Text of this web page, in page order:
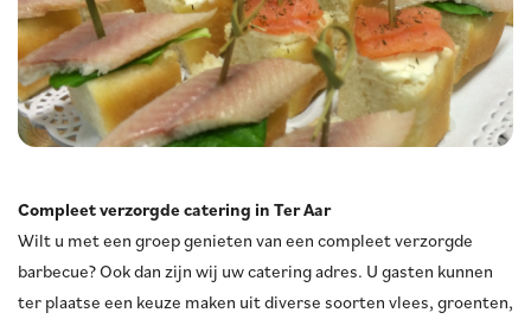
Compleet verzorgde catering in Ter Aar
Wilt u met een groep genieten van een compleet verzorgde
barbecue? Ook dan zijn wij uw catering adres. U gasten kunnen
ter plaatse een keuze maken uit diverse soorten vlees, groenten,